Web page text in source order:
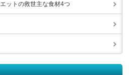
ットの救世主な食材4つ